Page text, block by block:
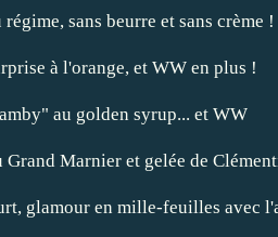
sans beurre et sans crème !
à l'orange, et WW en plus !
au golden syrup... et WW
Grand Marnier et gelée de
glamour en mille-feuilles avec